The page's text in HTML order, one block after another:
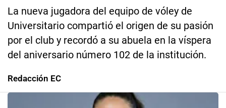
La nueva jugadora del equipo de vóley de
Universitario compartió el origen de su pasión
por el club y recordó a su abuela en la víspera
del aniversario número 102 de la institución.
Redacción EC